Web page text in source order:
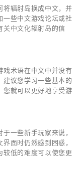
将辐射岛换成中文，并
一些中文游戏论坛或社
关中文化辐射岛的信
戏术语在中文中并没有
建议您学习一些基本的
您就可以更好地享受游
一些新手玩家来说，
面时仍然感到困惑，
较低的难度可以使您更